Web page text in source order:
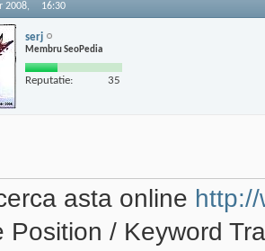
2008, 16:30
serj
Membru SeoPedia
Reputatie: 35
asta online
Position / Keyword